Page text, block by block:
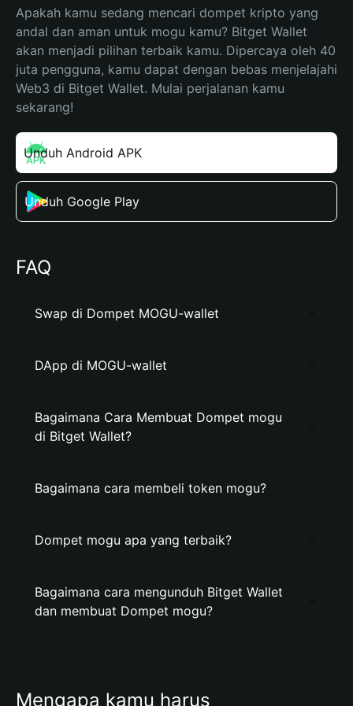
Apakah kamu sedang mencari dompet kripto yang
andal dan aman untuk mogu kamu? Bitget Wallet
akan menjadi pilihan terbaik kamu. Dipercaya oleh 40
juta pengguna, kamu dapat dengan bebas menjelajahi
Web3 di Bitget Wallet. Mulai perjalanan kamu
sekarang!
Unduh Android APK
Unduh Google Play
FAQ
Swap di Dompet MOGU-wallet
DApp di MOGU-wallet
Bagaimana Cara Membuat Dompet mogu
di Bitget Wallet?
Bagaimana cara membeli token mogu?
Dompet mogu apa yang terbaik?
Bagaimana cara mengunduh Bitget Wallet
dan membuat Dompet mogu?
Mengapa kamu harus